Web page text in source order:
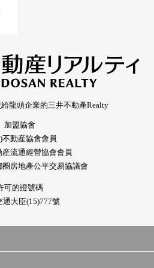
龍頭企業的三井不動產Realty
加盟協會
不動産協會會員
産流通經營協會會員
圈房地產公平交易協議會
可的證號碼
通大臣(15)777號